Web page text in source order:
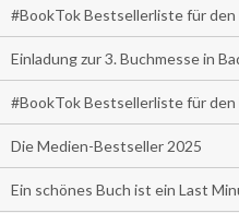
#BookTok Bestsellerliste für den
Einladung zur 3. Buchmesse in
#BookTok Bestsellerliste für
Die Medien-Bestseller 2025
Ein schönes Buch ist ein Last